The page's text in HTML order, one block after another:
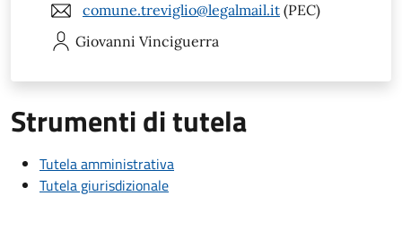
comune.treviglio@legalmail.it (PEC)
Giovanni Vinciguerra
Strumenti di tutela
Tutela amministrativa
Tutela giurisdizionale